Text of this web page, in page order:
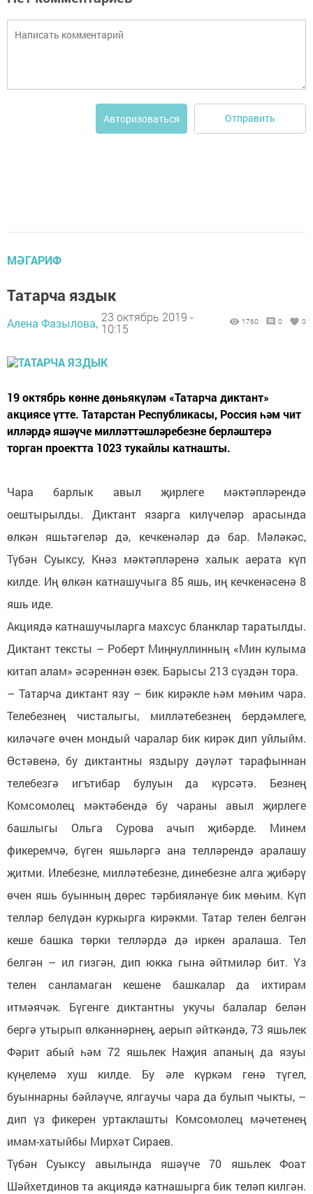
Авторизоваться Отправить
МӘГАРИФ
Татарча яздык
Алена Фазылова, 23 октябрь 2019 -
10:15
1760 0 0
19 октябрь көнне дөньякүләм «Татарча диктант»
акциясе үтте. Татарстан Республикасы, Россия һәм чит
илләрдә яшәүче милләттәшләребезне берләштерә
торган проектта 1023 тукайлы катнашты.
Чара барлык авыл җирлеге мәктәпләрендә
оештырылды. Диктант язарга килүчеләр арасында
өлкән яшьтәгеләр дә, кечкенәләр дә бар. Мәләкәс,
Түбән Суыксу, Кнәз мәктәпләренә халык аерата күп
килде. Иң өлкән катнашучыга 85 яшь, иң кечкенәсенә 8
яшь иде.
Акциядә катнашучыларга махсус бланклар таратылды.
Диктант тексты – Роберт Миңнуллинның «Мин кулыма
китап алам» әсәреннән өзек. Барысы 213 сүздән тора.
– Татарча диктант язу – бик кирәкле һәм мөһим чара.
Телебезнең чисталыгы, милләтебезнең бердәмлеге,
киләчәге өчен мондый чаралар бик кирәк дип уйлыйм.
Өстәвенә, бу диктантны яздыру дәүләт тарафыннан
телебезгә игътибар булуын да күрсәтә. Безнең
Комсомолец мәктәбендә бу чараны авыл җирлеге
башлыгы Ольга Сурова ачып җибәрде. Минем
фикеремчә, бүген яшьләргә ана телләрендә аралашу
җитми. Илебезне, милләтебезне, динебезне алга җибәрү
өчен яшь буынның дөрес тәрбияләнүе бик мөһим. Күп
телләр белүдән куркырга кирәкми. Татар телен белгән
кеше башка төрки телләрдә дә иркен аралаша. Тел
белгән – ил гизгән, дип юкка гына әйтмиләр бит. Үз
телен санламаган кешене башкалар да ихтирам
итмәячәк. Бүгенге диктантны укучы балалар белән
бергә утырып өлкәннәрнең, аерып әйткәндә, 73 яшьлек
Фәрит абый һәм 72 яшьлек Наҗия апаның да язуы
күңелемә хуш килде. Бу әле күркәм генә түгел,
буыннарны бәйләүче, ялгаучы чара да булып чыкты, –
дип үз фикерен уртаклашты Комсомолец мәчетенең
имам-хатыйбы Мирхәт Сираев.
Түбән Суыксу авылында яшәүче 70 яшьлек Фоат
Шәйхетдинов та акциядә катнашырга бик теләп килгән.